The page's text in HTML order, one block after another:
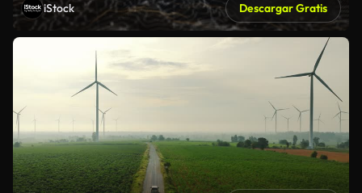
iStock Descargar Gratis